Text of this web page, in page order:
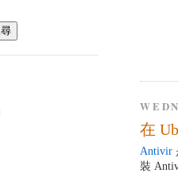
在
Antivir
裝